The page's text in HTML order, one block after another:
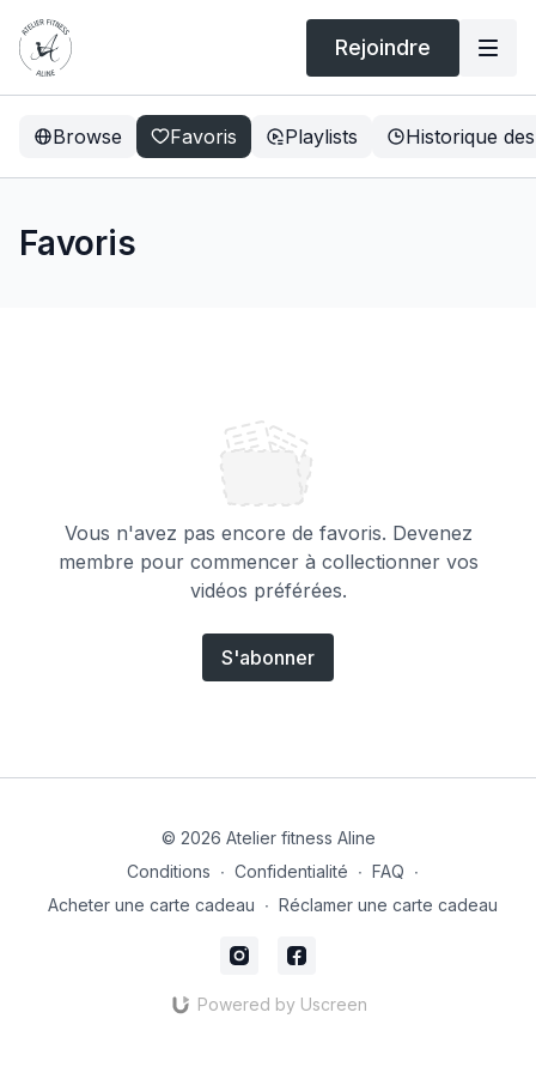
Rejoindre
Browse Favoris Playlists Historique
Favoris
Vous n'avez pas encore de favoris. Devenez
membre pour commencer à collectionner vos
vidéos préférées.
S'abonner
© 2026 Atelier fitness Aline
Conditions ∙ Confidentialité ∙ FAQ ∙
Acheter une carte cadeau ∙ Réclamer une carte cadeau
Powered by Uscreen